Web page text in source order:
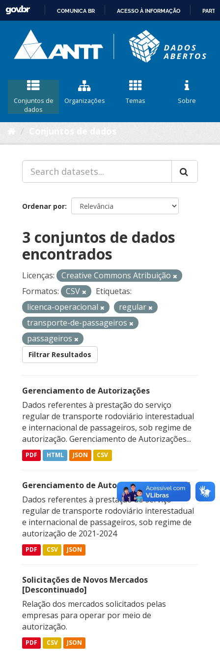
CONTEÚDO
COMUNICA BR ACESSO À INFORMAÇÃO
Conjuntos de
dados
Organizações Temas Sobre
Ordenar por
3 conjuntos de dados
encontrados
Licenças:
Creative Commons Atribuição
Formatos:
CSV
Etiquetas:
licenca-operacional
regular
transporte-de-passageiros
passageiros
Filtrar Resultados
Gerenciamento de Autorizações
Dados referentes à prestação do serviço
regular de transporte rodoviário interestadual
e internacional de passageiros, sob regime de
autorização. Gerenciamento de Autorizações...
PDF HTML JSON CSV
Gerenciamento de Autorizações 2021-2024
Dados referentes à prestação do serviço
regular de transporte rodoviário interestadual
e internacional de passageiros, sob regime de
autorização de 2021-2024
PDF CSV JSON
Solicitações de Novos Mercados
[Descontinuado]
Relação dos mercados solicitados pelas
empresas para operar por meio de
autorização.
PDF CSV JSON